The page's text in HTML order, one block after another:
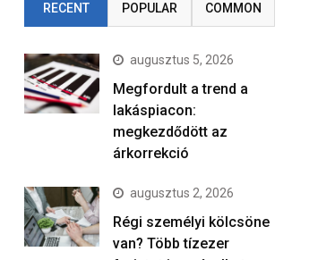
RECENT POPULAR COMMON
augusztus 5, 2026
Megfordult a trend a
lakáspiacon:
megkezdődött az
árkorrekció
augusztus 2, 2026
Régi személyi kölcsöne
van? Több tízezer